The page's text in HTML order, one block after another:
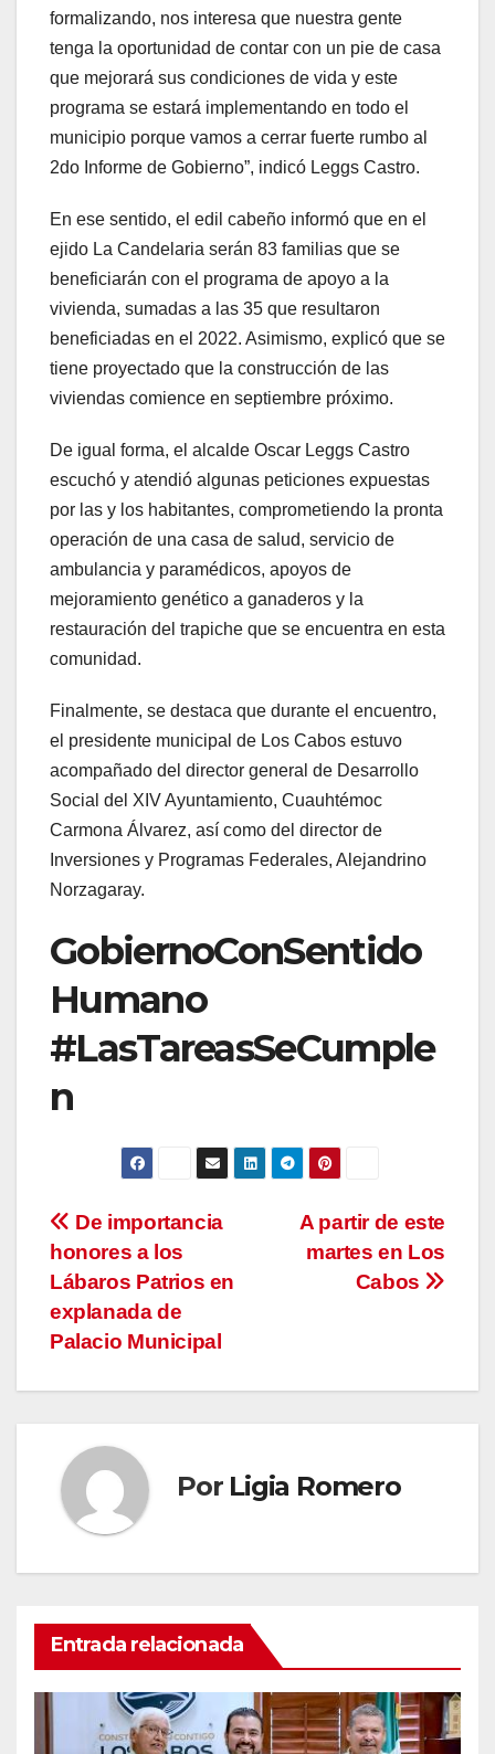
formalizando, nos interesa que nuestra gente
tenga la oportunidad de contar con un pie de casa
que mejorará sus condiciones de vida y este
programa se estará implementando en todo el
municipio porque vamos a cerrar fuerte rumbo al
2do Informe de Gobierno”, indicó Leggs Castro.
En ese sentido, el edil cabeño informó que en el
ejido La Candelaria serán 83 familias que se
beneficiarán con el programa de apoyo a la
vivienda, sumadas a las 35 que resultaron
beneficiadas en el 2022. Asimismo, explicó que se
tiene proyectado que la construcción de las
viviendas comience en septiembre próximo.
De igual forma, el alcalde Oscar Leggs Castro
escuchó y atendió algunas peticiones expuestas
por las y los habitantes, comprometiendo la pronta
operación de una casa de salud, servicio de
ambulancia y paramédicos, apoyos de
mejoramiento genético a ganaderos y la
restauración del trapiche que se encuentra en esta
comunidad.
Finalmente, se destaca que durante el encuentro,
el presidente municipal de Los Cabos estuvo
acompañado del director general de Desarrollo
Social del XIV Ayuntamiento, Cuauhtémoc
Carmona Álvarez, así como del director de
Inversiones y Programas Federales, Alejandrino
Norzagaray.
GobiernoConSentido
Humano
#LasTareasSeCumple
n
Navegación
de
entradas
A partir de este
martes en Los
Cabos
De importancia
honores a los
Lábaros Patrios en
explanada de
Palacio Municipal
Por Ligia Romero
Entrada relacionada